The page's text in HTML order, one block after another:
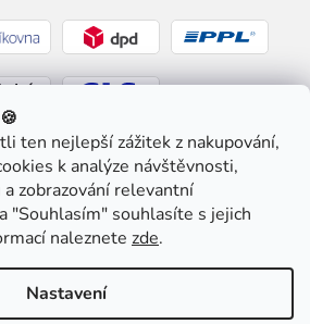
ten nejlepší zážitek z nakupování,
k analýze návštěvnosti,
zobrazování relevantní
"Souhlasím" souhlasíte s jejich
naleznete zde.
Nastavení
Ziaja pro Tebe